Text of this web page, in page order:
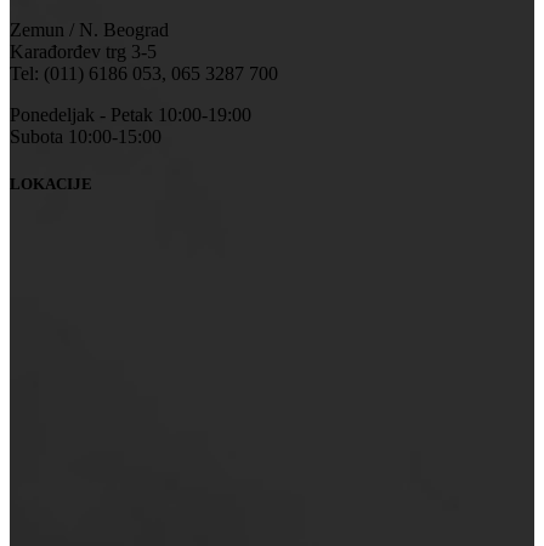
Zemun / N. Beograd
Karađorđev trg 3-5
Tel: (011) 6186 053, 065 3287 700
Ponedeljak - Petak 10:00-19:00
Subota 10:00-15:00
LOKACIJE